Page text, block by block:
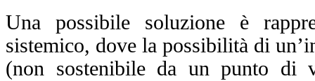
Una possibile soluzione è
sistemico, dove la possibilità di
(non sostenibile da un punto di